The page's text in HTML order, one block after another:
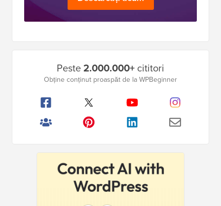
principală
Peste2.000.000+ cititori
Obține conținut proaspăt de la WPBeginner